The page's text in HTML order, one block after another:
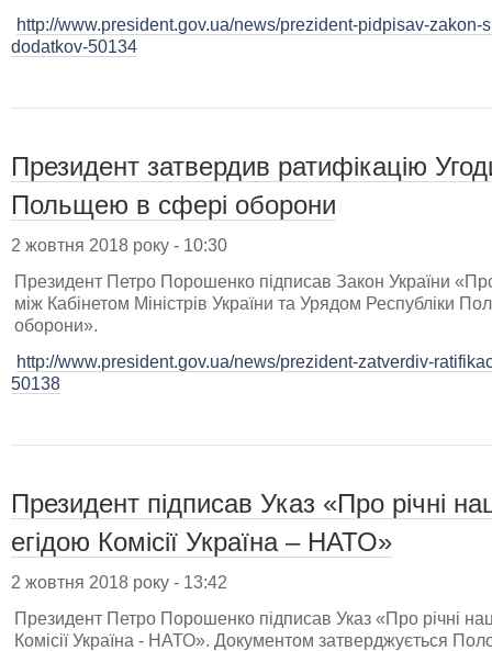
http://www.president.gov.ua/news/prezident-pidpisav-zakon-
dodatkov-50134
Президент затвердив ратифікацію
Польщею в сфері оборони
2 жовтня 2018 року - 10:30
Президент Петро Порошенко підписав Закон України
між Кабінетом Міністрів України та Урядом Республіки
оборони».
http://www.president.gov.ua/news/prezident-zatverdiv-
50138
Президент підписав Указ «Про річні
егідою Комісії Україна – НАТО»
2 жовтня 2018 року - 13:42
Президент Петро Порошенко підписав Указ «Про річні
Комісії Україна - НАТО». Документом затверджується